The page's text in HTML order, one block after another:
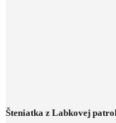
Šteniatka z Labkovej